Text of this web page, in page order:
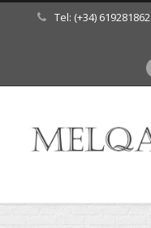
Tel: (+34) 619281862